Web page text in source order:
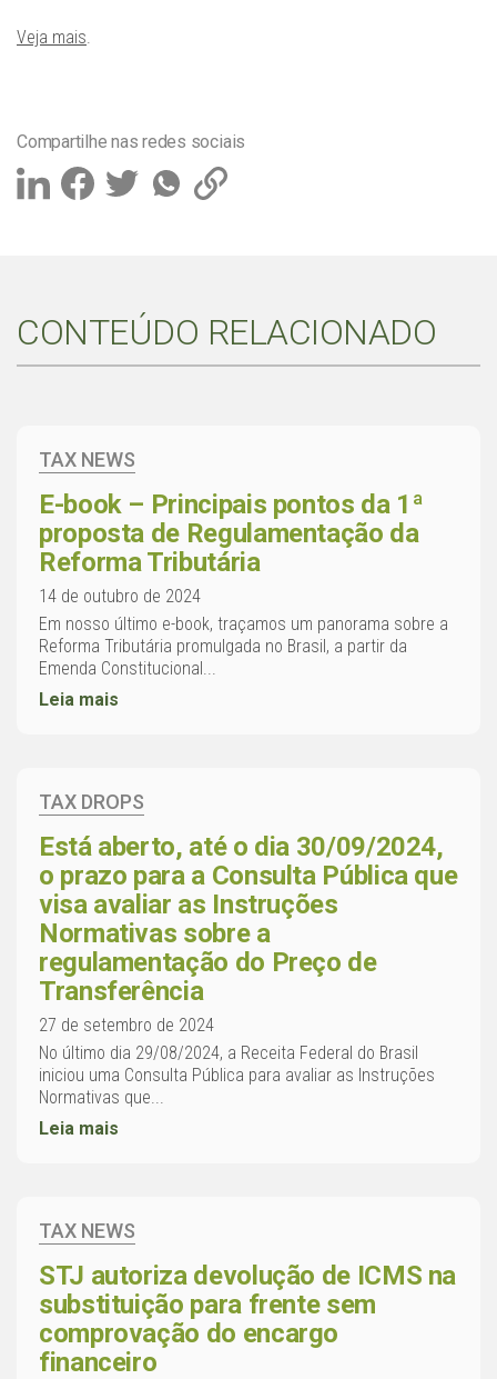
Veja mais.
Compartilhe nas redes sociais
CONTEÚDO RELACIONADO
TAX NEWS
E-book – Principais pontos da 1ª
proposta de Regulamentação da
Reforma Tributária
14 de outubro de 2024
Em nosso último e-book, traçamos um panorama sobre a
Reforma Tributária promulgada no Brasil, a partir da
Emenda Constitucional...
Leia mais
TAX DROPS
Está aberto, até o dia 30/09/2024,
o prazo para a Consulta Pública que
visa avaliar as Instruções
Normativas sobre a
regulamentação do Preço de
Transferência
27 de setembro de 2024
No último dia 29/08/2024, a Receita Federal do Brasil
iniciou uma Consulta Pública para avaliar as Instruções
Normativas que...
Leia mais
TAX NEWS
STJ autoriza devolução de ICMS na
substituição para frente sem
comprovação do encargo
financeiro